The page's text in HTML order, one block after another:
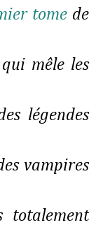
tome de
mêle les
légendes
vampires
totalement